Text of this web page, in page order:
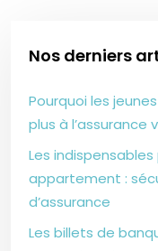
Nos derniers
Pourquoi les
plus à l’assurance
Les
appartement :
d’assurance
Les billets de